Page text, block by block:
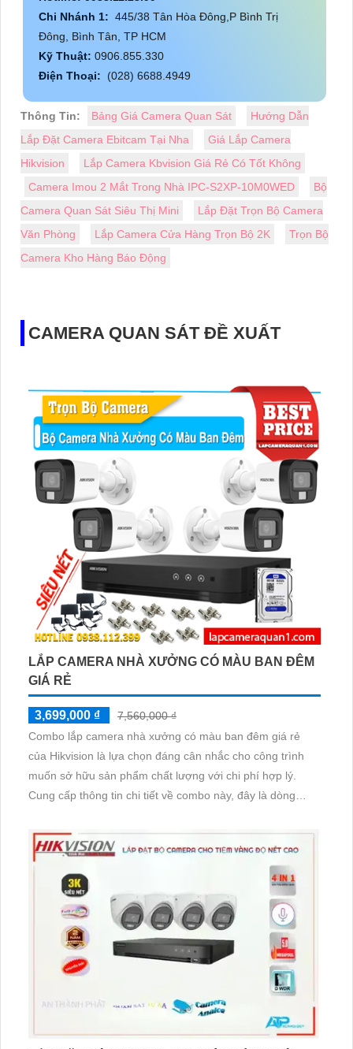
Chi Nhánh 1: 445/38 Tân Hòa Đông,P Bình Trị
Đông, Bình Tân, TP HCM
Kỹ Thuật: 0906.855.330
Điện Thoại: (028) 6688.4949
Thông Tin: Bảng Giá Camera Quan Sát
Hướng Dẫn
Lắp Đặt Camera Ebitcam Tại Nha
Giá Lắp Camera
Hikvision
Lắp Camera Kbvision Giá Rẻ Có Tốt Không
Camera Imou 2 Mắt Trong Nhà IPC-S2XP-10M0WED
Bộ
Camera Quan Sát Siêu Thị Mini
Lắp Đặt Trọn Bộ Camera
Văn Phòng
Lắp Camera Cửa Hàng Trọn Bộ 2K
Trọn Bộ
Camera Kho Hàng Báo Động
CAMERA QUAN SÁT ĐỀ XUẤT
LẮP CAMERA NHÀ XƯỞNG CÓ MÀU BAN ĐÊM
GIÁ RẺ
3,699,000 ₫
7,560,000 ₫
Combo lắp camera nhà xưởng có màu ban đêm giá rẻ
của Hikvision là lựa chọn đáng cân nhắc cho công trình
muốn sở hữu sản phẩm chất lượng với chi phí hợp lý.
Cung cấp thông tin chi tiết về combo này, đây là dòng
an toàn cho nhà xưởng và giúp nâng cao hiệu suất làm
việc